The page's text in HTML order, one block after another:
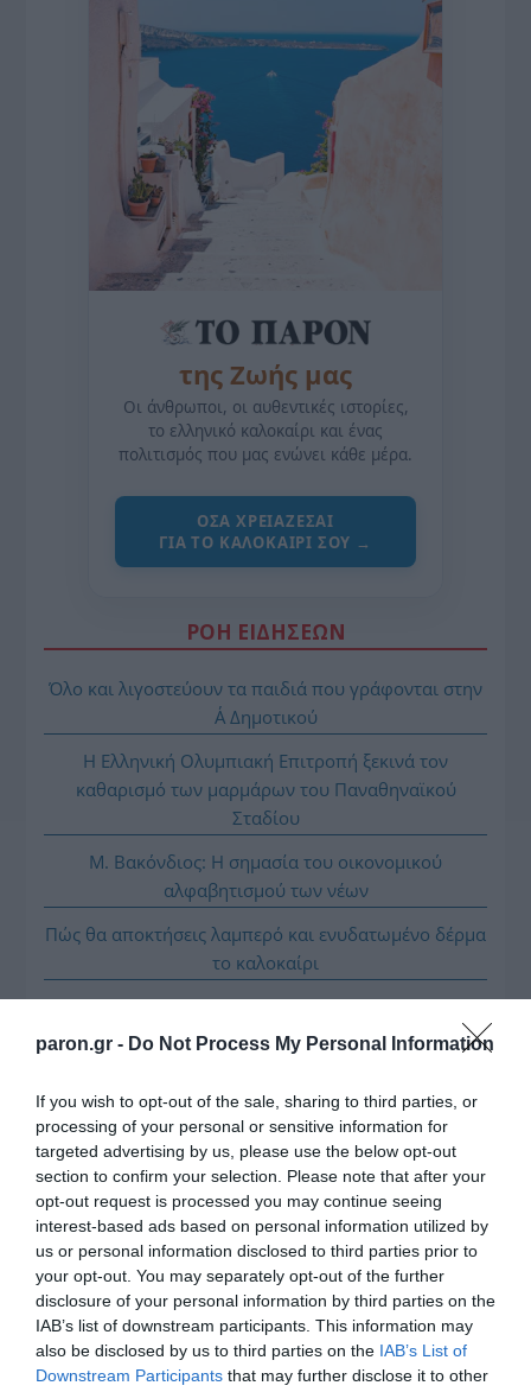
paron.gr - Do Not Process My Personal Information
If you wish to opt-out of the sale, sharing to third parties, or
processing of your personal or sensitive information for
targeted advertising by us, please use the below opt-out
section to confirm your selection. Please note that after your
opt-out request is processed you may continue seeing
interest-based ads based on personal information utilized by
us or personal information disclosed to third parties prior to
your opt-out. You may separately opt-out of the further
disclosure of your personal information by third parties on the
IAB’s list of downstream participants. This information may
also be disclosed by us to third parties on the IAB’s List of
Downstream Participants that may further disclose it to other
της Ζωής μας
Οι άνθρωποι, οι αυθεντικές ιστορίες,
το ελληνικό καλοκαίρι και ένας
πολιτισμός που μας ενώνει κάθε μέρα.
ΌΣΑ ΧΡΕΙΆΖΕΣΑΙ
ΓΙΑ ΤΟ ΚΑΛΟΚΑΊΡΙ ΣΟΥ →
ΡΟΗ ΕΙΔΗΣΕΩΝ
Όλο και λιγοστεύουν τα παιδιά που γράφονται στην
Α΄ Δημοτικού
Η Ελληνική Ολυμπιακή Επιτροπή ξεκινά τον
καθαρισμό των μαρμάρων του Παναθηναϊκού
Σταδίου
Μ. Βακόνδιος: H σημασία του οικονομικού
αλφαβητισμού των νέων
Πώς θα αποκτήσεις λαμπερό και ενυδατωμένο δέρμα
το καλοκαίρι
Ασημένιο μετάλλιο η Ρούσσου στα 800 μ. στο
Παγκόσμιο Κ20
διάλογος